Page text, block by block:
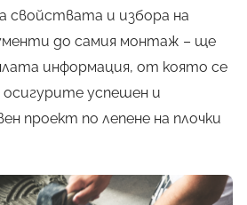
свойствата и избора на
до самия монтаж – ще
информация, от която се
успешен и
проект по лепене на плочки